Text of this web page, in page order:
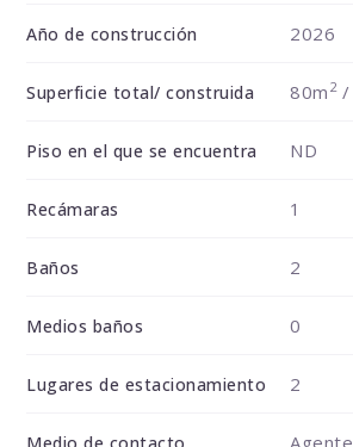
Año de construcción 2026
Superficie total/ construida 80m 2/
Piso en el que se encuentra ND
Recámaras 1
Baños 2
Medios baños 0
Lugares de estacionamiento 2